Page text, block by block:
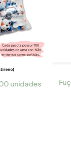
unidades